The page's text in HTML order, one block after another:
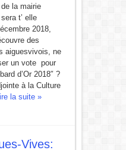
la mairie
t’ elle
2018,
des
aiguesvivois, ne
un vote pour
d’Or 2018″ ?
à la Culture
la suite »
Vives: